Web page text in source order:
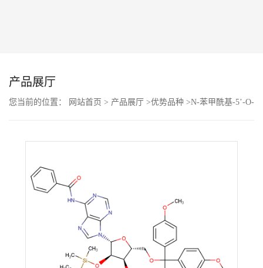
动
产品展厅
您当前的位置： 网站首页 > 产品展厅 >优势品种 >N-苯甲酰基-5’-O-